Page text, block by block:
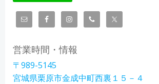
営業時間・情報
〒989-5145
宮城県栗原市金成中町西裏１５－４